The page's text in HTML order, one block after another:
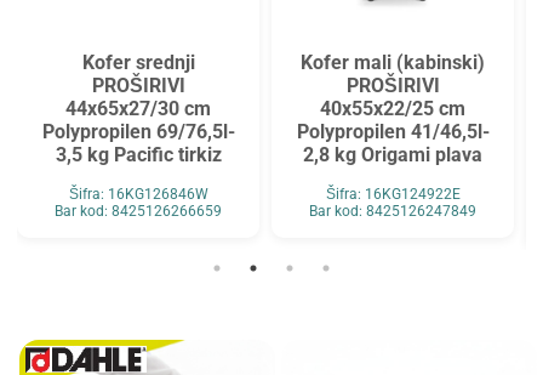
Kofer srednji
PROŠIRIVI
44x65x27/30 cm
Polypropilen 69/76,5l-
3,5 kg Pacific tirkiz
Šifra: 16KG126846W
Bar kod: 8425126266659
Kofer mali (kabinski)
PROŠIRIVI
40x55x22/25 cm
Polypropilen 41/46,5l-
2,8 kg Origami plava
Šifra: 16KG124922E
Bar kod: 8425126247849